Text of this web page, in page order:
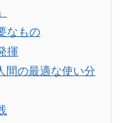
なもの
揮
間の最適な使い分